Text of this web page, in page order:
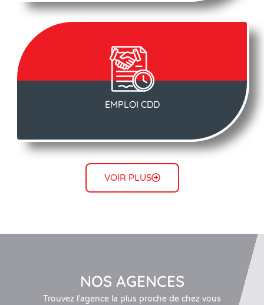
EMPLOI CDD
VOIR PLUS
NOS AGENCES
Trouvez l'agence la plus proche de chez vous